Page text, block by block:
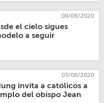
08/06/2020
el cielo sigues
a seguir
03/06/2020
invita a católicos a
del obispo Jean